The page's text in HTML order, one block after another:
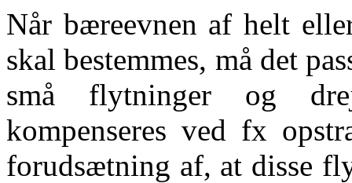
Når bæreevnen af helt
skal bestemmes, må det
små flytninger og
kompenseres ved fx
forudsætning af, at disse